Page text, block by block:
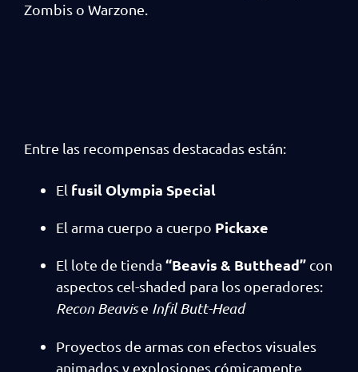
Zombis o Warzone.
Entre las recompensas destacadas están:
El fusil Olympia Special
El arma cuerpo a cuerpo Pickaxe
El lote de tienda “Beavis & Butthead” con
aspectos cel-shaded para los operadores:
Recon Beavise Infil Butt-Head
Proyectos de armas con efectos visuales
animados y explosiones cómicamente